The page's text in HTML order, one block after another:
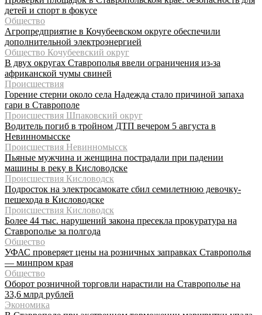
детей и спорт в фокусе
Общество
Агропредприятие в Кочубеевском округе обеспечили
дополнительной электроэнергией
Общество Кочубеевский округ
В двух округах Ставрополья ввели ограничения из-за
африканской чумы свиней
Происшествия
Горение стерни около села Надежда стало причиной запаха
гари в Ставрополе
Происшествия Шпаковский округ
Водитель погиб в тройном ДТП вечером 5 августа в
Невинномысске
Происшествия Невинномысск
Пьяные мужчина и женщина пострадали при падении
машины в реку в Кисловодске
Происшествия Кисловодск
Подросток на электросамокате сбил семилетнюю девочку-
пешехода в Кисловодске
Происшествия Кисловодск
Более 44 тыс. нарушений закона пресекла прокуратура на
Ставрополье за полгода
Общество
УФАС проверяет цены на розничных заправках Ставрополья
— минпром края
Общество
Оборот розничной торговли нарастили на Ставрополье на
33,6 млрд рублей
Экономика